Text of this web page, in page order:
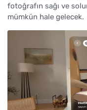
fotoğrafın sağı ve
mümkün hale gelecek.